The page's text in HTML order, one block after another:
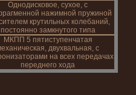
Однодисковое, сухое, с
нажимной пружиной
крутильных колебаний,
постоянно замкнутого типа
МКПП 5 пятиступенчатая
двухвальная, с
на всех передачах
переднего хода